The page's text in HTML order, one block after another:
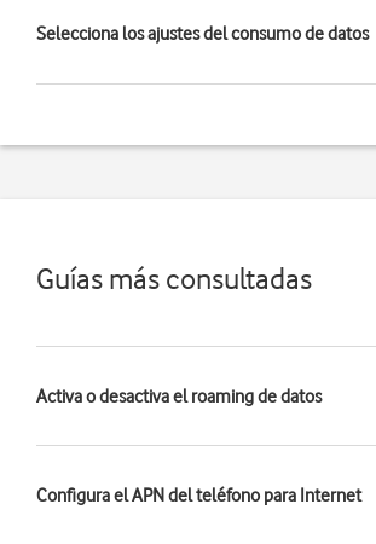
Selecciona los ajustes del consumo de datos
Guías más consultadas
Activa o desactiva el roaming de datos
Configura el APN del teléfono para Internet